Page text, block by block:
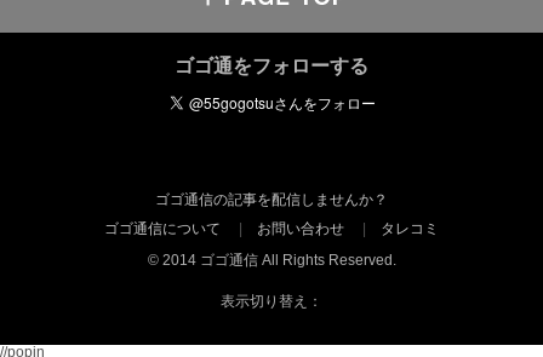
ゴゴ通をフォローする
ゴゴ通信の記事を配信しませんか？
ゴゴ通信について
お問い合わせ
タレコミ
© 2014 ゴゴ通信 All Rights Reserved.
表示切り替え：
//popin